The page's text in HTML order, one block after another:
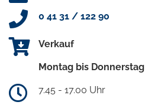
0 41 31 / 122 90
Verkauf
Montag bis Donnerstag
7.45 - 17.00 Uhr